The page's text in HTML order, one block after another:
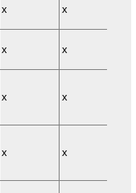
x x
x x
x x
x x